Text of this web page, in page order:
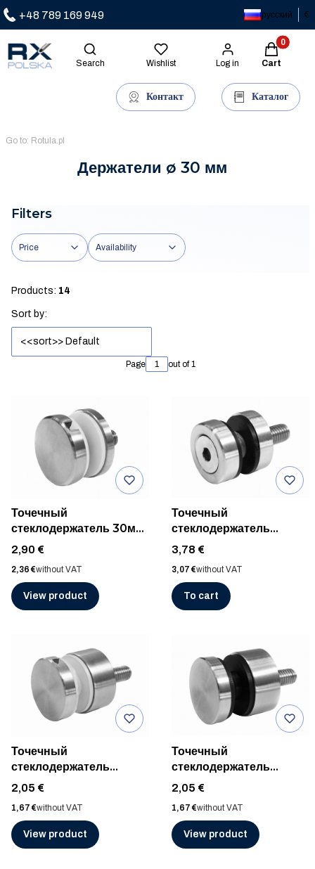
+48 789 169 949 русский €
Open search engine
Search Wishlist Log in
Products
Cart
Контакт Каталог
Go to: Rotula.pl
Держатели ø 30 мм
Filters
Price Availability
Products: 14
List of products
Sort by:
<<sort>> Default
Page out of 1
Точечный
стеклодержатель 30мм,
диам. 4 мм, AISI 304,
ШЛИФ
Price
2,90 €
Price
2,36 €without VAT
View product
Точечный
стеклодержатель
ø30/8мм для плоской
поверхности, AISI 304,
ШЛИФ
Price
3,78 €
Price
3,07 €without VAT
To cart
Точечный
стеклодержатель
ø30мм к плоской
поверхности, AISI 304,
ШЛИФ
Price
2,05 €
Price
1,67 €without VAT
View product
Точечный
стеклодержатель
ø30мм для плоской
поверхности, AISI 304,
ШЛИФ
Price
2,05 €
Price
1,67 €without VAT
View product